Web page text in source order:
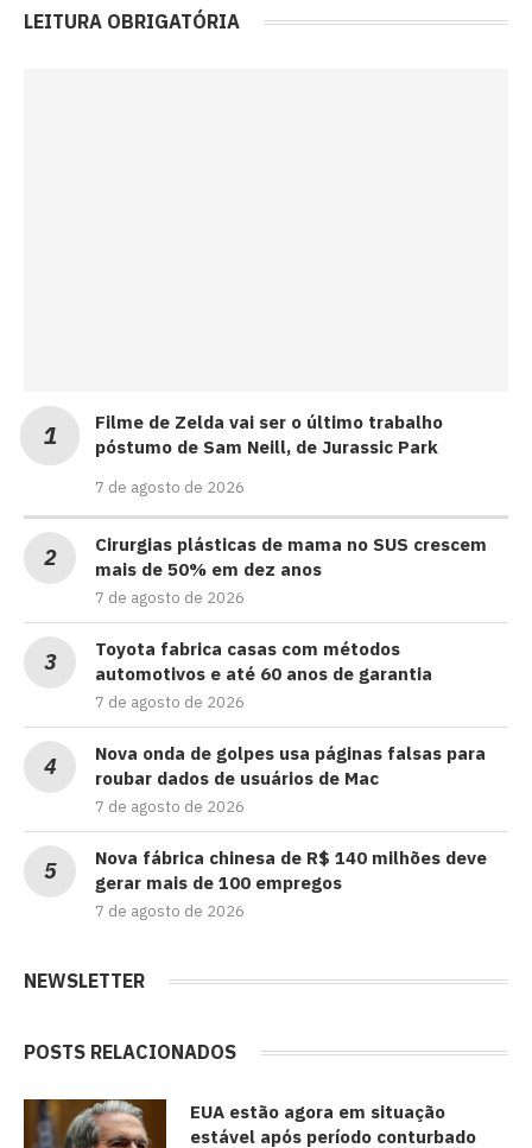
LEITURA OBRIGATÓRIA
Filme de Zelda vai ser o último trabalho
póstumo de Sam Neill, de Jurassic Park
7 de agosto de 2026
Cirurgias plásticas de mama no SUS crescem
mais de 50% em dez anos
7 de agosto de 2026
Toyota fabrica casas com métodos
automotivos e até 60 anos de garantia
7 de agosto de 2026
Nova onda de golpes usa páginas falsas para
roubar dados de usuários de Mac
7 de agosto de 2026
Nova fábrica chinesa de R$ 140 milhões deve
gerar mais de 100 empregos
7 de agosto de 2026
NEWSLETTER
POSTS RELACIONADOS
EUA estão agora em situação
estável após período conturbado